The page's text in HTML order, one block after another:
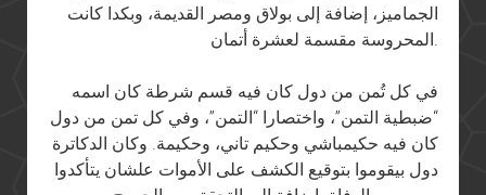
الجماميز، إضافة إلى بولاق ومصر القديمة، وبكدا كانت
المحروسة مقسمة لعشرة أتمان.
في كل تُمن من دول كان فيه قسم شرطة كان اسمه
“ضبطية التمن”، واختصارا “التمن”، وفي كل تمن من دول
كان فيه حكيمباشي وحكيم تاني، وحكيمة. وكان الدكاترة
دول بيقوموا بتوقيع الكشف على الأموات علشان يتأكدوا